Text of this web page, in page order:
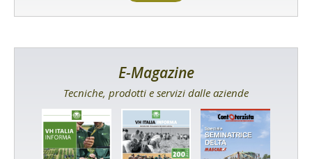
E-Magazine
Tecniche, prodotti e servizi dalle aziende